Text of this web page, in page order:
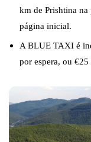
km de Prishtina na
página inicial.
A BLUE TAXI é
por espera, ou